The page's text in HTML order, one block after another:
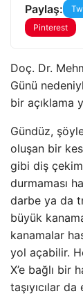
Paylaş:
Pinterest
Doç. Dr.
Günü
bir açıklama
Gündüz,
oluşan bir
gibi diş
durmaması
darbe ya da
büyük
kanamalar
yol açabilir.
X’e bağlı bir
taşıyıcılar